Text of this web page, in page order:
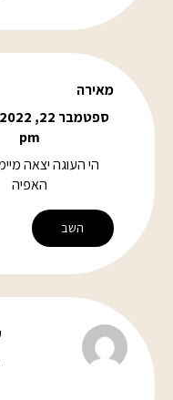
מאירה
pm
הי העוגה יצאה
האפיה
השב